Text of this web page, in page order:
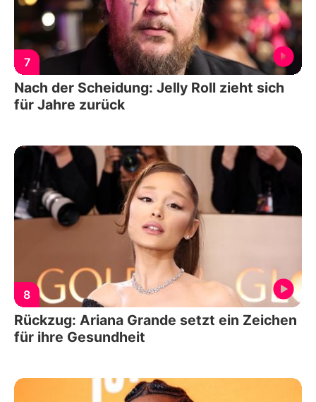
7
Nach der Scheidung: Jelly Roll zieht sich
für Jahre zurück
8
Rückzug: Ariana Grande setzt ein Zeichen
für ihre Gesundheit